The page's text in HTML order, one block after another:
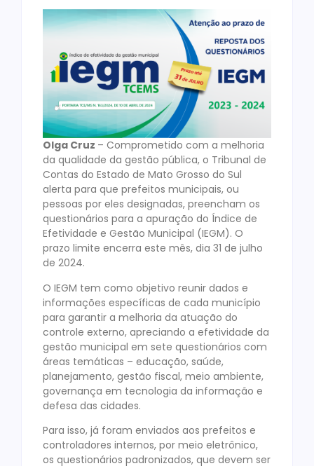
Olga Cruz – Comprometido com a melhoria
da qualidade da gestão pública, o Tribunal de
Contas do Estado de Mato Grosso do Sul
alerta para que prefeitos municipais, ou
pessoas por eles designadas, preencham os
questionários para a apuração do Índice de
Efetividade e Gestão Municipal (IEGM). O
prazo limite encerra este mês, dia 31 de julho
de 2024.
O IEGM tem como objetivo reunir dados e
informações específicas de cada município
para garantir a melhoria da atuação do
controle externo, apreciando a efetividade da
gestão municipal em sete questionários com
áreas temáticas – educação, saúde,
planejamento, gestão fiscal, meio ambiente,
governança em tecnologia da informação e
defesa das cidades.
Para isso, já foram enviados aos prefeitos e
controladores internos, por meio eletrônico,
os questionários padronizados, que devem ser